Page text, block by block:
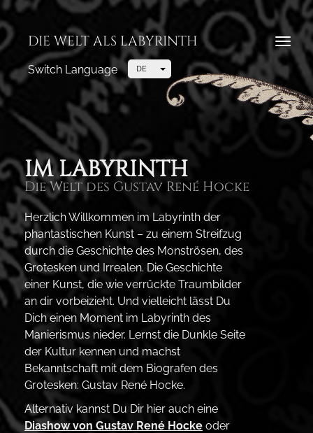
Direkt
zum
Inhalt
Switch Language DE Toggle Dropdown
IM LABYRINTH
Die Welt des Gustav René Hocke
Herzlich Willkommen im Labyrinth der
phantastischen Kunst – zu einem Streifzug
durch die Geschichte des Monströsen, des
Grotesken und Irrealen. Die Geschichte
einer Kunst, die wie verrückte Traumbilder
an dir vorbeizieht. Und vielleicht lässt Du
Dich einen Moment im Labyrinth des
Manierismus nieder. Lernst die Dunkle Seite
der Kultur kennen und machst
Bekanntschaft mit dem Biografen des
Grotesken: Gustav René Hocke.
Alternativ kannst Du Dir hier auch eine
Diashow von Gustav René Hocke oder